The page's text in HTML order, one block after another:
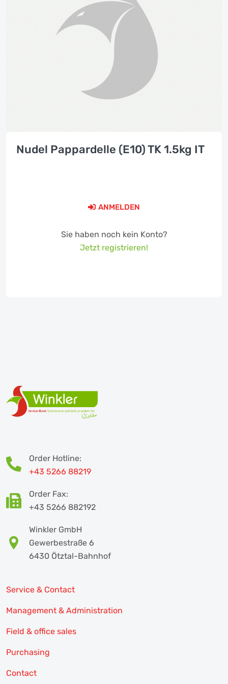
Nudel Pappardelle (E10) TK 1.5kg IT
ANMELDEN
Sie haben noch kein Konto?
Jetzt registrieren!
Order Hotline:
+43 5266 88219
Order Fax:
+43 5266 882192
Winkler GmbH
Gewerbestraße 6
6430 Ötztal-Bahnhof
Service & Contact
Management & Administration
Field & office sales
Purchasing
Contact